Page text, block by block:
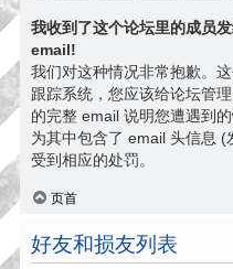
我收到了这个论坛里的成员
email!
我们对这种情况非常抱歉。
跟踪系统，您应该给论坛管
的完整 email 说明您遭遇到
为其中包含了 email 头信息
受到相应的处罚。
页首
好友和损友列表